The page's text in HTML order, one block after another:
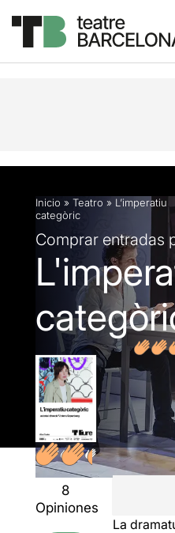
Descripción Ficha
Inicio » Teatro » L’imperatiu
categòric
Comprar entradas
8
Opiniones
La